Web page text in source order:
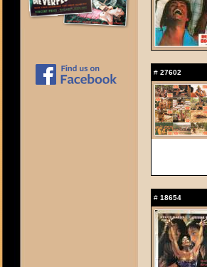
# 27602
# 18654